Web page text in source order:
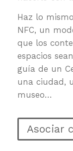
Haz lo
NFC, un
que los
espacios
guía de un
una ciudad,
museo…
Asociar